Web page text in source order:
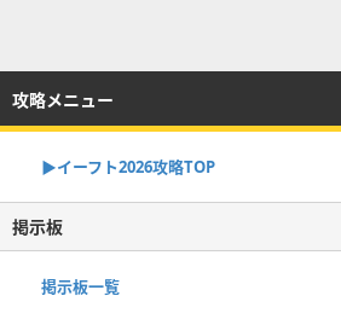
攻略メニュー
▶イーフト2026攻略TOP
掲示板
掲示板一覧